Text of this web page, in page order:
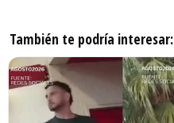
También te podría interesar: